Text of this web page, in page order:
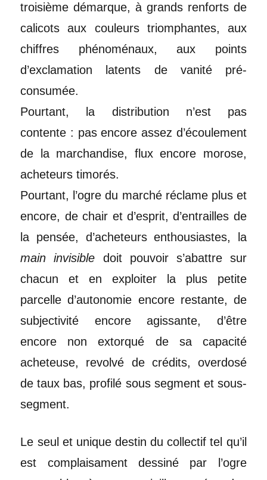
troisième démarque, à grands renforts de
calicots aux couleurs triomphantes, aux
chiffres phénoménaux, aux points
d’exclamation latents de vanité pré-
consumée.
Pourtant, la distribution n’est pas
contente : pas encore assez d’écoulement
de la marchandise, flux encore morose,
acheteurs timorés.
Pourtant, l’ogre du marché réclame plus et
encore, de chair et d’esprit, d’entrailles de
la pensée, d’acheteurs enthousiastes, la
main invisible doit pouvoir s’abattre sur
chacun et en exploiter la plus petite
parcelle d’autonomie encore restante, de
subjectivité encore agissante, d’être
encore non extorqué de sa capacité
acheteuse, revolvé de crédits, overdosé
de taux bas, profilé sous segment et sous-
segment.
Le seul et unique destin du collectif tel qu’il
est complaisament dessiné par l’ogre